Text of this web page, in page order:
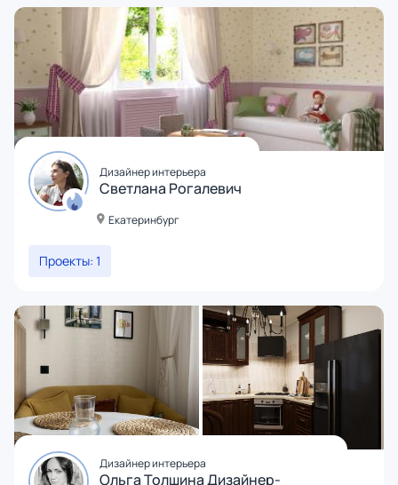
Дизайнер интерьера
Светлана Рогалевич
Екатеринбург
Проекты: 1
Дизайнер интерьера
Ольга Толшина Дизайнер-